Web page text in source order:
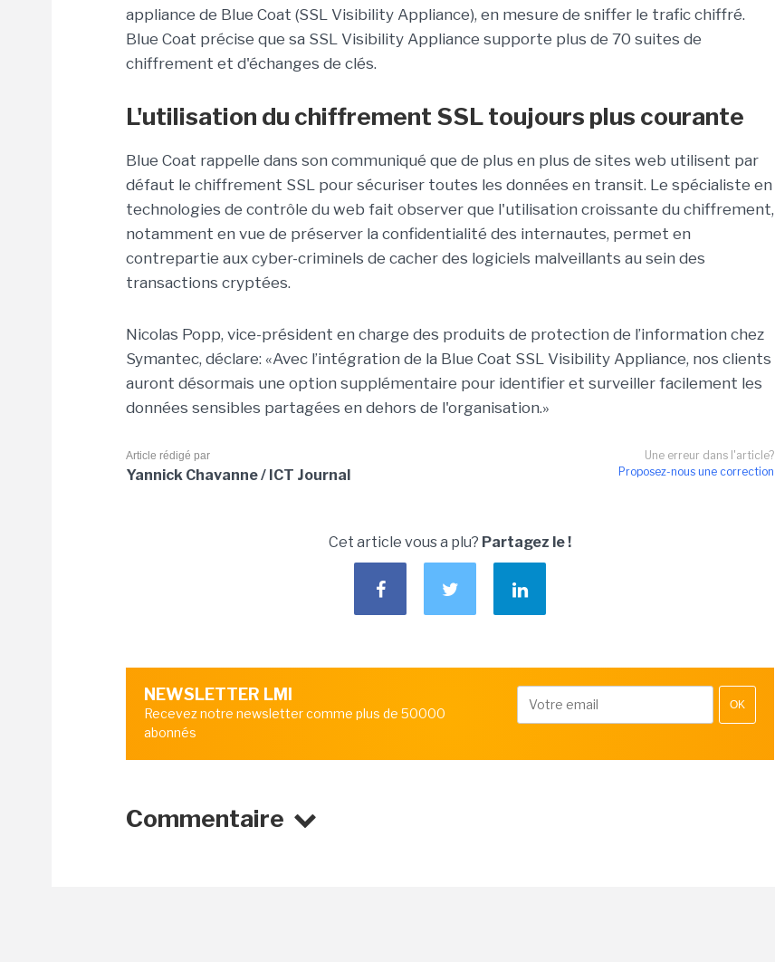
appliance de Blue Coat (SSL Visibility Appliance), en mesure de sniffer le trafic chiffré.
Blue Coat précise que sa SSL Visibility Appliance supporte plus de 70 suites de
chiffrement et d'échanges de clés.
L'utilisation du chiffrement SSL toujours plus courante
Blue Coat rappelle dans son communiqué que de plus en plus de sites web utilisent par
défaut le chiffrement SSL pour sécuriser toutes les données en transit. Le spécialiste en
technologies de contrôle du web fait observer que l'utilisation croissante du chiffrement,
notamment en vue de préserver la confidentialité des internautes, permet en
contrepartie aux cyber-criminels de cacher des logiciels malveillants au sein des
transactions cryptées.
Nicolas Popp, vice-président en charge des produits de protection de l’information chez
Symantec, déclare: «Avec l’intégration de la Blue Coat SSL Visibility Appliance, nos clients
auront désormais une option supplémentaire pour identifier et surveiller facilement les
données sensibles partagées en dehors de l'organisation.»
Une erreur dans l'article?
Proposez-nous une correction
Article rédigé par
Yannick Chavanne / ICT Journal
Cet article vous a plu? Partagez le !
NEWSLETTER LMI
Recevez notre newsletter comme plus de 50000
abonnés
OK
Commentaire